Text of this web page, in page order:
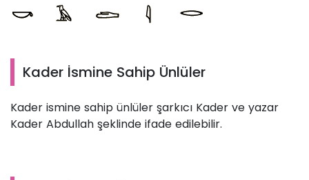
Kader İsmine Sahip Ünlüler
Kader ismine sahip ünlüler şarkıcı Kader ve yazar
Kader Abdullah şeklinde ifade edilebilir.